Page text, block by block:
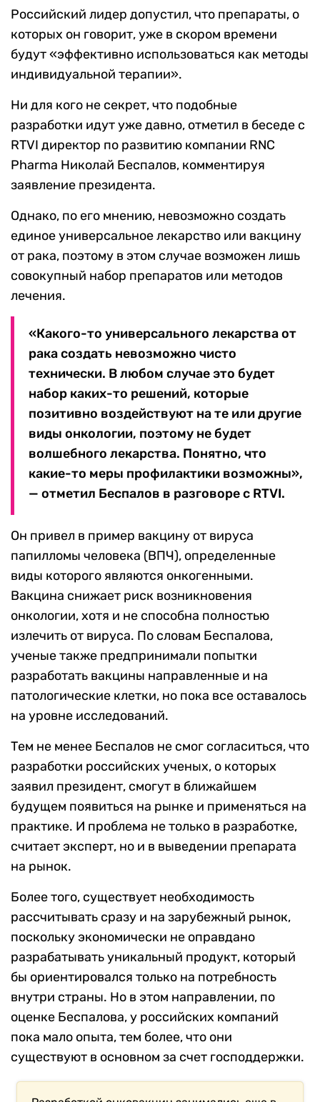
Российский лидер допустил, что препараты, о
которых он говорит, уже в скором времени
будут «эффективно использоваться как методы
индивидуальной терапии».
Ни для кого не секрет, что подобные
разработки идут уже давно, отметил в беседе с
RTVI директор по развитию компании RNC
Pharma Николай Беспалов, комментируя
заявление президента.
Однако, по его мнению, невозможно создать
единое универсальное лекарство или вакцину
от рака, поэтому в этом случае возможен лишь
совокупный набор препаратов или методов
лечения.
«Какого-то универсального лекарства от
рака создать невозможно чисто
технически. В любом случае это будет
набор каких-то решений, которые
позитивно воздействуют на те или другие
виды онкологии, поэтому не будет
волшебного лекарства. Понятно, что
какие-то меры профилактики возможны»,
— отметил Беспалов в разговоре с RTVI.
Он привел в пример вакцину от вируса
папилломы человека (ВПЧ), определенные
виды которого являются онкогенными.
Вакцина снижает риск возникновения
онкологии, хотя и не способна полностью
излечить от вируса. По словам Беспалова,
ученые также предпринимали попытки
разработать вакцины направленные и на
патологические клетки, но пока все оставалось
на уровне исследований.
Тем не менее Беспалов не смог согласиться, что
разработки российских ученых, о которых
заявил президент, смогут в ближайшем
будущем появиться на рынке и применяться на
практике. И проблема не только в разработке,
считает эксперт, но и в выведении препарата
на рынок.
Более того, существует необходимость
рассчитывать сразу и на зарубежный рынок,
поскольку экономически не оправдано
разрабатывать уникальный продукт, который
бы ориентировался только на потребность
внутри страны. Но в этом направлении, по
оценке Беспалова, у российских компаний
пока мало опыта, тем более, что они
существуют в основном за счет господдержки.